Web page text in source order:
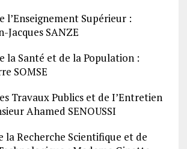
l’Enseignement Supérieur :
Jacques SANZE
la Santé et de la Population :
SOMSE
Travaux Publics et de I’Entretien
Ahamed SENOUSSI
la Recherche Scientifique et de